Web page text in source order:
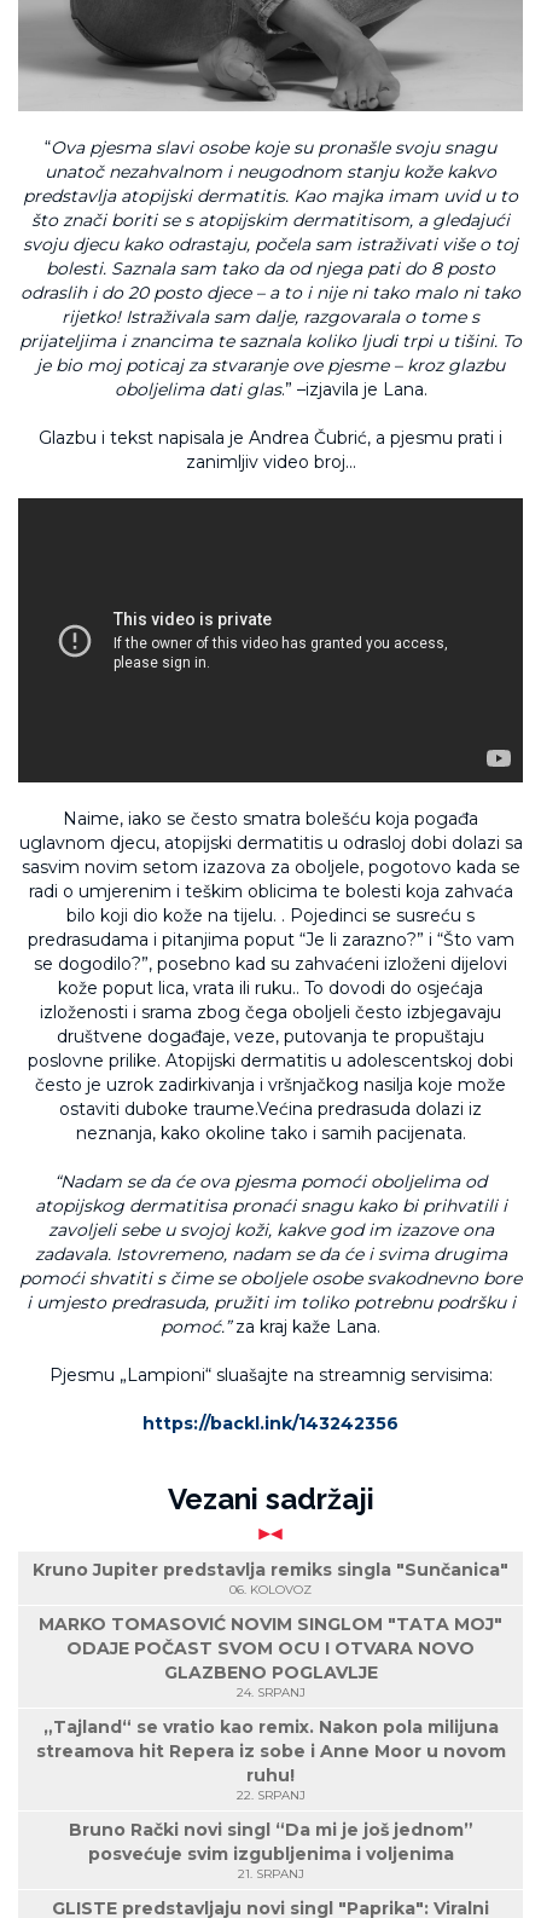
“Ova pjesma slavi osobe koje su pronašle svoju snagu
unatoč nezahvalnom i neugodnom stanju kože kakvo
predstavlja atopijski dermatitis. Kao majka imam uvid u to
što znači boriti se s atopijskim dermatitisom, a gledajući
svoju djecu kako odrastaju, počela sam istraživati više o toj
bolesti. Saznala sam tako da od njega pati do 8 posto
odraslih i do 20 posto djece– a to i nije ni tako malo ni tako
rijetko! Istraživala sam dalje, razgovarala o tome s
prijateljima i znancima te saznala koliko ljudi trpi u tišini. To
je bio moj poticaj za stvaranje ove pjesme – kroz glazbu
oboljelima dati glas.” –izjavila je Lana.
Glazbu i tekst napisala je Andrea Čubrić, a pjesmu prati i
zanimljiv video broj...
Naime, iako se često smatra bolešću koja pogađa
uglavnom djecu, atopijski dermatitis u odrasloj dobi dolazi sa
sasvim novim setom izazova za oboljele, pogotovo kada se
radi o umjerenim i teškim oblicima te bolesti koja zahvaća
bilo koji dio kože na tijelu. . Pojedinci se susreću s
predrasudama i pitanjima poput “Je li zarazno?” i “Što vam
se dogodilo?”, posebno kad su zahvaćeni izloženi dijelovi
kože poput lica, vrata ili ruku.. To dovodi do osjećaja
izloženosti i srama zbog čega oboljeli često izbjegavaju
društvene događaje, veze, putovanja te propuštaju
poslovne prilike. Atopijski dermatitis u adolescentskoj dobi
često je uzrok zadirkivanja i vršnjačkog nasilja koje može
ostaviti duboke traume.Većina predrasuda dolazi iz
neznanja, kako okoline tako i samih pacijenata.
“Nadam se da će ova pjesma pomoći oboljelima od
atopijskog dermatitisa pronaći snagu kako bi prihvatili i
zavoljeli sebe u svojoj koži, kakve god im izazove ona
zadavala. Istovremeno, nadam se da će i svima drugima
pomoći shvatiti s čime se oboljele osobe svakodnevno bore
i umjesto predrasuda, pružiti im toliko potrebnu podršku i
pomoć.”za kraj kaže Lana.
Pjesmu „Lampioni“ sluašajte na streamnig servisima:
https://backl.ink/143242356
Vezani sadržaji
Kruno Jupiter predstavlja remiks singla "Sunčanica"
06. KOLOVOZ
MARKO TOMASOVIĆ NOVIM SINGLOM "TATA MOJ"
ODAJE POČAST SVOM OCU I OTVARA NOVO
GLAZBENO POGLAVLJE
24. SRPANJ
„Tajland“ se vratio kao remix. Nakon pola milijuna
streamova hit Repera iz sobe i Anne Moor u novom
ruhu!
22. SRPANJ
Bruno Rački novi singl “Da mi je još jednom”
posvećuje svim izgubljenima i voljenima
21. SRPANJ
GLISTE predstavljaju novi singl "Paprika": Viralni